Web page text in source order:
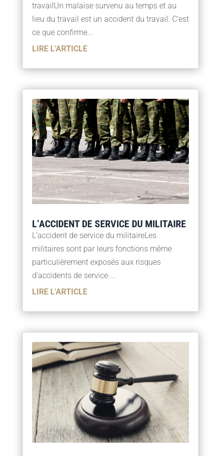
travailUn malaise survenu au temps et au
lieu du travail est un accident du travail. C’est
ce que confirme...
LIRE L'ARTICLE
L’ACCIDENT DE SERVICE DU MILITAIRE
L’accident de service du militaireLes
militaires sont par leurs fonctions même
particulièrement exposés aux risques
d’accidents de service....
LIRE L'ARTICLE